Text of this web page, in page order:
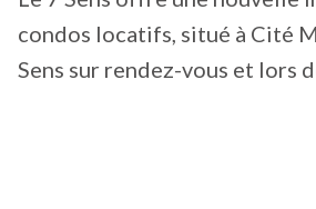
condos locatifs, situé à Cité
Sens sur rendez-vous et lors